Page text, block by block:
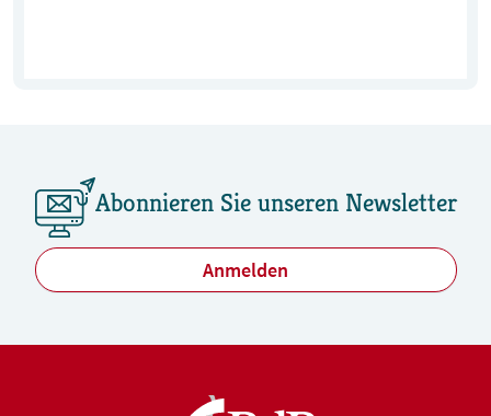
Abonnieren Sie unseren Newsletter
Anmelden